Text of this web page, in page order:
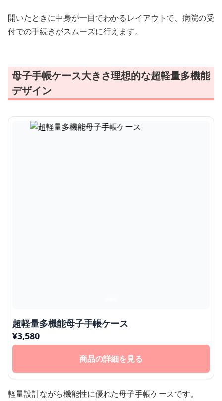
開いたときに中身が一目でわかるレイアウトで、病院の受
付での手続きがスムーズに行えます。
母子手帳ケース大きさ理想的な超軽量多機能
デザイン
超軽量多機能母子手帳ケース
¥3,580
商品の詳細を見る
軽量設計ながら機能性に優れた母子手帳ケースです。